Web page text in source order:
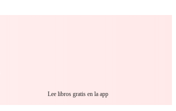
Lee libros gratis en la app